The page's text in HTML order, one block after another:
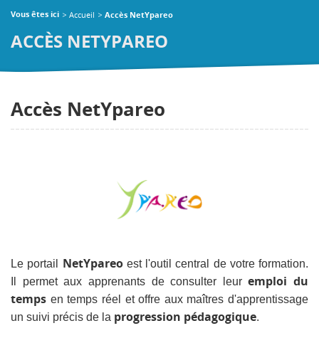
Vous êtes ici Accueil Accès NetYpareo
ACCÈS NETYPAREO
Accès NetYpareo
Le portail NetYpareoest l'outil central de votre formation.
Il permet aux apprenants de consulter leuremploi du
temps en temps réel et offre aux maîtres d'apprentissage
un suivi précis de la progression pédagogique.